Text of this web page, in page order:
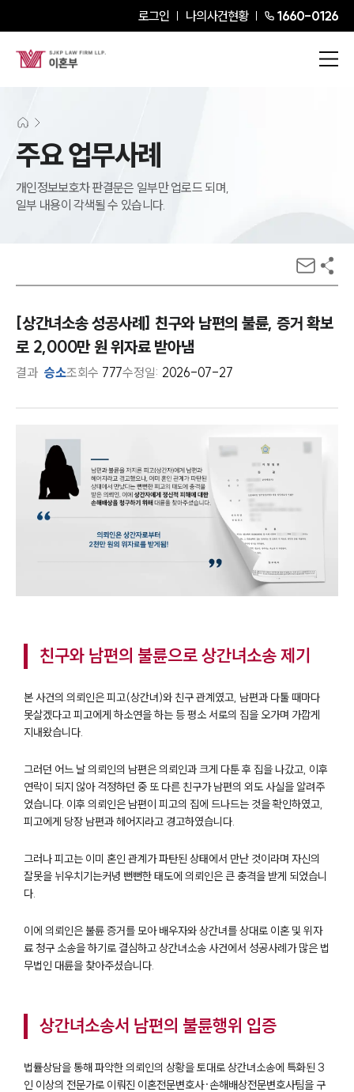
로그인 나의사건현황 1660-0126
주요 업무사례
개인정보보호차 판결문은 일부만 업로드 되며,
일부 내용이 각색될 수 있습니다.
[상간녀소송 성공사례] 친구와 남편의 불륜, 증거 확보
로 2,000만 원 위자료 받아냄
결과 승소조회수 777수정일: 2026-07-27
친구와 남편의 불륜으로 상간녀소송 제기
본 사건의 의뢰인은 피고(상간녀)와 친구 관계였고, 남편과 다툴 때마다
못살겠다고 피고에게 하소연을 하는 등 평소 서로의 집을 오가며 가깝게
지내왔습니다.
그러던 어느 날 의뢰인의 남편은 의뢰인과 크게 다툰 후 집을 나갔고, 이후
연락이 되지 않아 걱정하던 중 또 다른 친구가 남편의 외도 사실을 알려주
었습니다. 이후 의뢰인은 남편이 피고의 집에 드나드는 것을 확인하였고,
피고에게 당장 남편과 헤어지라고 경고하였습니다.
그러나 피고는 이미 혼인 관계가 파탄된 상태에서 만난 것이라며 자신의
잘못을 뉘우치기는커녕 뻔뻔한 태도에 의뢰인은 큰 충격을 받게 되었습니
다.
이에 의뢰인은 불륜 증거를 모아 배우자와 상간녀를 상대로 이혼 및 위자
료 청구 소송을 하기로 결심하고 상간녀소송 사건에서 성공사례가 많은 법
무법인 대륜을 찾아주셨습니다.
상간녀소송서 남편의 불륜행위 입증
법률상담을 통해 파악한 의뢰인의 상황을 토대로 상간녀소송에 특화된 3
인 이상의 전문가로 이뤄진 이혼전문변호사·손해배상전문변호사팀을 구